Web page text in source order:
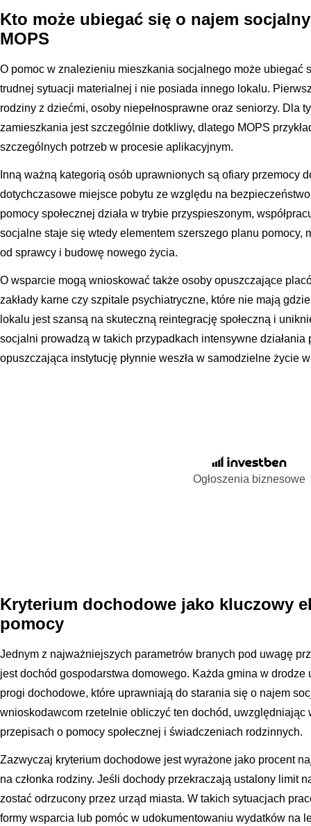
Kto może ubiegać się o najem
MOPS
O pomoc w znalezieniu mieszkania socjalnego może ubiegać
trudnej sytuacji materialnej i nie posiada innego lokalu.
rodziny z dziećmi, osoby niepełnosprawne oraz seniorzy. Dla
zamieszkania jest szczególnie dotkliwy, dlatego MOPS
szczególnych potrzeb w procesie aplikacyjnym.
Inną ważną kategorią osób uprawnionych są ofiary przemocy
dotychczasowe miejsce pobytu ze względu na
pomocy społecznej działa w trybie przyspieszonym,
socjalne staje się wtedy elementem szerszego planu pomocy,
od sprawcy i budowę nowego życia.
O wsparcie mogą wnioskować także osoby opuszczające
zakłady karne czy szpitale psychiatryczne, które nie mają
lokalu jest szansą na skuteczną reintegrację społeczną i
socjalni prowadzą w takich przypadkach intensywne działania
opuszczająca instytucję płynnie weszła w samodzielne życie
Ogłoszenia biznesowe
Kryterium dochodowe jako kluczowy
pomocy
Jednym z najważniejszych parametrów branych pod uwagę
jest dochód gospodarstwa domowego. Każda gmina w drodze
progi dochodowe, które uprawniają do starania się o najem
wnioskodawcom rzetelnie obliczyć ten dochód, uwzględniając
przepisach o pomocy społecznej i świadczeniach rodzinnych.
Zazwyczaj kryterium dochodowe jest wyrażone jako procent
na członka rodziny. Jeśli dochody przekraczają ustalony limit
zostać odrzucony przez urząd miasta. W takich sytuacjach
formy wsparcia lub pomóc w udokumentowaniu wydatków na